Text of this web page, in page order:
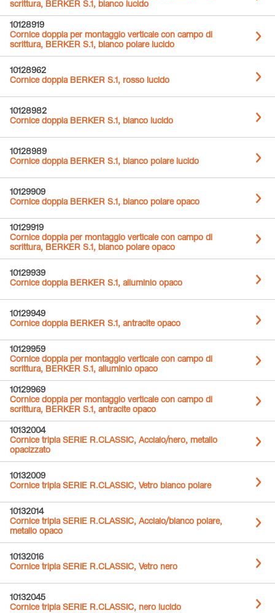
scrittura, BERKER S.1, bianco lucido
10128919
Cornice doppia per montaggio verticale con campo di
scrittura, BERKER S.1, bianco polare lucido
10128962
Cornice doppia BERKER S.1, rosso lucido
10128982
Cornice doppia BERKER S.1, bianco lucido
10128989
Cornice doppia BERKER S.1, bianco polare lucido
10129909
Cornice doppia BERKER S.1, bianco polare opaco
10129919
Cornice doppia per montaggio verticale con campo di
scrittura, BERKER S.1, bianco polare opaco
10129939
Cornice doppia BERKER S.1, alluminio opaco
10129949
Cornice doppia BERKER S.1, antracite opaco
10129959
Cornice doppia per montaggio verticale con campo di
scrittura, BERKER S.1, alluminio opaco
10129969
Cornice doppia per montaggio verticale con campo di
scrittura, BERKER S.1, antracite opaco
10132004
Cornice tripla SERIE R.CLASSIC, Acciaio/nero, metallo
opacizzato
10132009
Cornice tripla SERIE R.CLASSIC, Vetro bianco polare
10132014
Cornice tripla SERIE R.CLASSIC, Acciaio/bianco polare,
metallo opaco
10132016
Cornice tripla SERIE R.CLASSIC, Vetro nero
10132045
Cornice tripla SERIE R.CLASSIC, nero lucido